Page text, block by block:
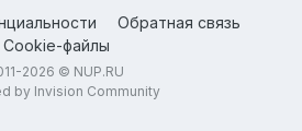
Обратная связь
Cookie-файлы
2026 © NUP.RU
by Invision Community